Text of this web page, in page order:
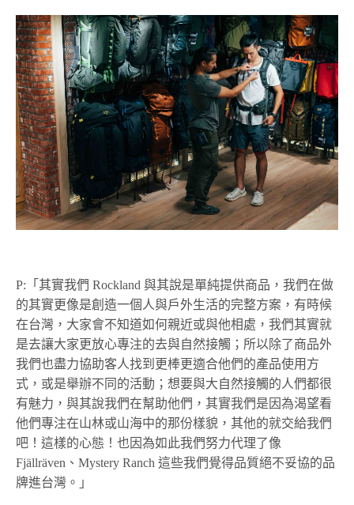
P:「其實我們 Rockland 與其說是單純提供商品，我們在做
的其實更像是創造一個人與戶外生活的完整方案，有時候
在台灣，大家會不知道如何親近或與他相處，我們其實就
是去讓大家更放心專注的去與自然接觸；所以除了商品外
我們也盡力協助客人找到更棒更適合他們的產品使用方
式，或是舉辦不同的活動；想要與大自然接觸的人們都很
有魅力，與其說我們在幫助他們，其實我們是因為渴望看
他們專注在山林或山海中的那份樣貌，其他的就交給我們
吧！這樣的心態！也因為如此我們努力代理了像
Fjällräven、Mystery Ranch 這些我們覺得品質絕不妥協的品
牌進台灣。」